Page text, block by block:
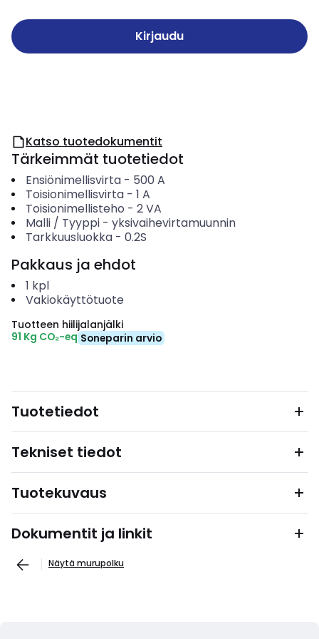
Kirjaudu
Katso tuotedokumentit
Tärkeimmät tuotetiedot
Ensiönimellisvirta- 500 A
Toisionimellisvirta- 1 A
Toisionimellisteho - 2VA
Malli / Tyyppi- yksivaihevirtamuunnin
Tarkkuusluokka- 0.2S
Pakkaus ja ehdot
1 kpl
Vakiokäyttötuote
Tuotteen hiilijalanjälki
91 Kg CO₂-eq Soneparin arvio
Tuotetiedot
Tekniset tiedot
Tuotekuvaus
Dokumentit ja linkit
Näytä murupolku